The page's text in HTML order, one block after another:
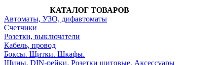
КАТАЛОГ ТОВАРОВ
Автоматы, УЗО, дифавтоматы
Счетчики
Розетки, выключатели
Кабель, провод
Боксы. Щитки. Шкафы.
Шины. DIN-рейки. Розетки щитовые. Аксессуары